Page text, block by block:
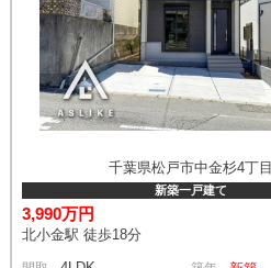
千葉県松戸市中金杉4丁目
新築一戸建て
3,990万円
北小金駅 徒歩18分